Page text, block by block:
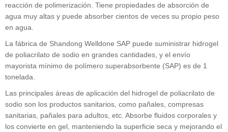
reacción de polimerización. Tiene propiedades de absorción de
agua muy altas y puede absorber cientos de veces su propio peso
en agua.
La fábrica de Shandong Welldone SAP puede suministrar hidrogel
de poliacrilato de sodio en grandes cantidades, y el envío
mayorista mínimo de polímero superabsorbente (SAP) es de 1
tonelada.
Las principales áreas de aplicación del hidrogel de poliacrilato de
sodio son los productos sanitarios, como pañales, compresas
sanitarias, pañales para adultos, etc. Absorbe fluidos corporales y
los convierte en gel, manteniendo la superficie seca y mejorando el